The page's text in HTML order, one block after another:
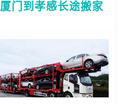
厦门到孝感长途搬家